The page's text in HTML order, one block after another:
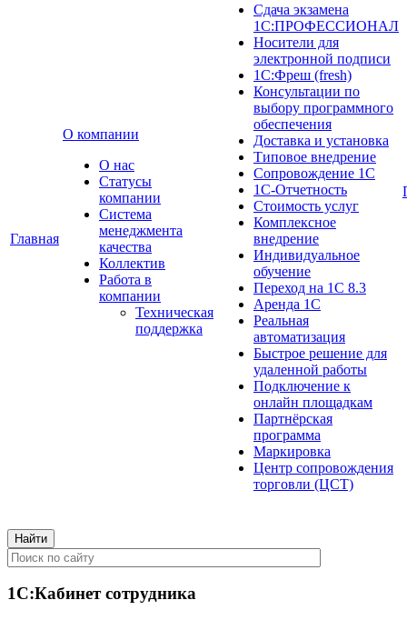
Главная
О компании
О нас
Cтатусы
компании
Система
менеджмента
качества
Коллектив
Работа в
компании
Техническая
поддержка
Сдача экзамена
1С:ПРОФЕССИОНАЛ
Носители для
электронной подписи
1С:Фреш (fresh)
Консультации по
выбору программного
обеспечения
Доставка и установка
Типовое внедрение
Сопровождение 1С
1С-Отчетность
Стоимость услуг
Комплексное
внедрение
Индивидуальное
обучение
Переход на 1С 8.3
Аренда 1С
Реальная
автоматизация
Быстрое решение для
удаленной работы
Подключение к
онлайн площадкам
Партнёрская
программа
Маркировка
Центр сопровождения
торговли (ЦСТ)
1С:Кабинет сотрудника